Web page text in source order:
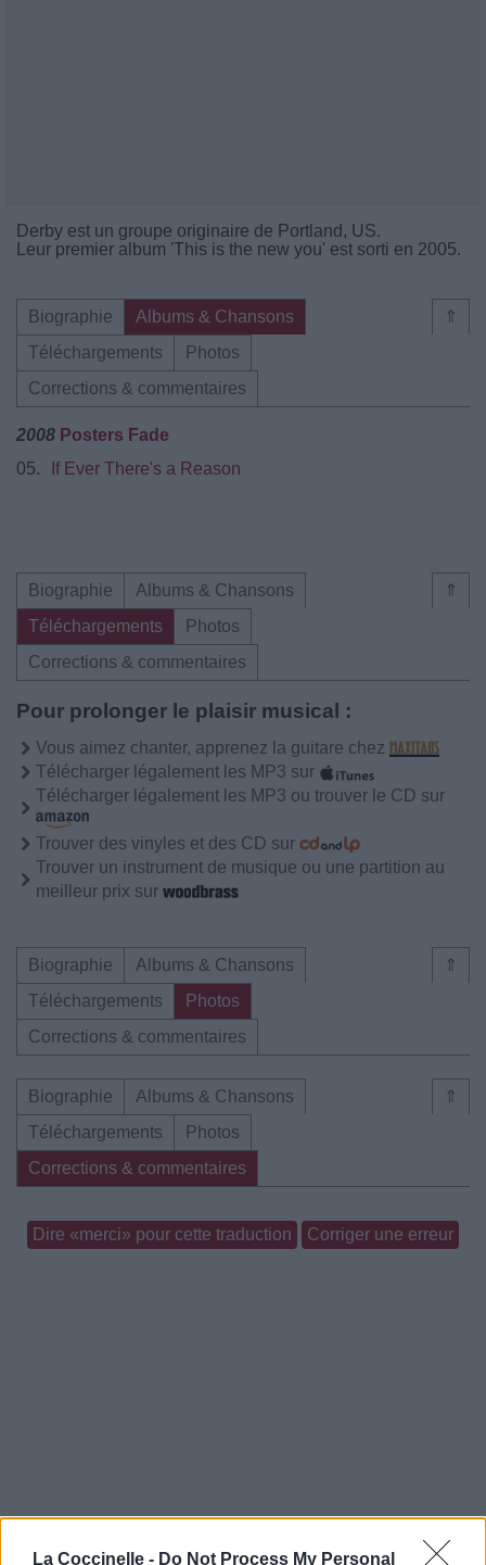
La Coccinelle - Do Not Process My Personal
Derby est un groupe originaire de Portland, US.
Leur premier album 'This is the new you' est sorti en 2005.
⇑
Biographie
Albums & Chansons
Téléchargements
Photos
Corrections & commentaires
2008 Posters Fade
05.
If Ever There's a Reason
⇑
Biographie
Albums & Chansons
Téléchargements
Photos
Corrections & commentaires
Pour prolonger le plaisir musical :
Vous aimez chanter, apprenez la guitare chez
Télécharger légalement les MP3 sur
Télécharger légalement les MP3 ou trouver le CD sur
Trouver des vinyles et des CD sur
Trouver un instrument de musique ou une partition au
meilleur prix sur
⇑
Biographie
Albums & Chansons
Téléchargements
Photos
Corrections & commentaires
⇑
Biographie
Albums & Chansons
Téléchargements
Photos
Corrections & commentaires
Dire «merci» pour cette traduction Corriger une erreur